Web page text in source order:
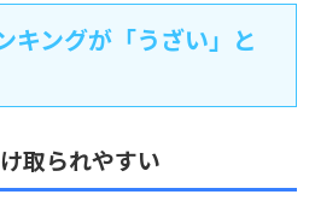
キングが「うざい」と
取られやすい